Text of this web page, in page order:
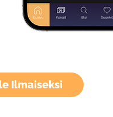
Ilmaiseksi